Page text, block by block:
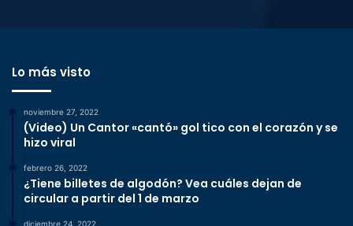
Lo más visto
noviembre 27, 2022
(Video) Un Cantor «cantó» gol tico con el corazón y se
hizo viral
febrero 26, 2022
¿Tiene billetes de algodón? Vea cuáles dejan de
circular a partir del 1 de marzo
diciembre 24, 2022